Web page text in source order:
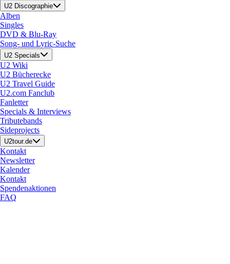
U2 Discographie
Alben
Singles
DVD & Blu-Ray
Song- und Lyric-Suche
U2 Specials
U2 Wiki
U2 Bücherecke
U2 Travel Guide
U2.com Fanclub
Fanletter
Specials & Interviews
Tributebands
Sideprojects
U2tour.de
Kontakt
Newsletter
Kalender
Kontakt
Spendenaktionen
FAQ